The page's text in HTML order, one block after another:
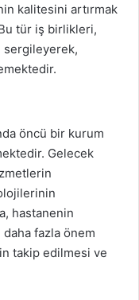
kalitesini artırmak
tür iş birlikleri,
sergileyerek,
öncü bir kurum
Gelecek
hastanenin
fazla önem
takip edilmesi ve